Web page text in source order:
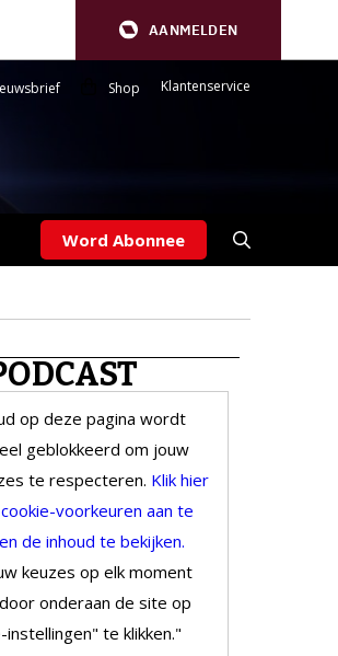
AANMELDEN
Shop Klantenservice
Word Abonnee
op deze pagina wordt
geblokkeerd om jouw
te respecteren. Klik hier
voorkeuren aan te
de inhoud te bekijken.
keuzes op elk moment
onderaan de site op
instellingen" te klikken."